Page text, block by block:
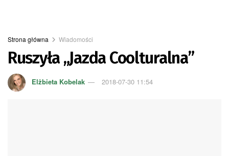
Strona główna Wiadomości
Ruszyła „Jazda Coolturalna”
Elżbieta Kobelak 2018-07-30 11:54